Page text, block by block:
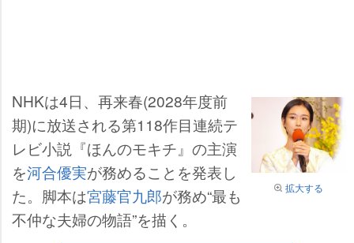
拡大する
NHKは4日、再来春(2028年度前
期)に放送される第118作目連続テ
レビ小説『ほんのモキチ』の主演
を河合優実が務めることを発表し
た。脚本は宮藤官九郎が務め“最も
不仲な夫婦の物語”を描く。